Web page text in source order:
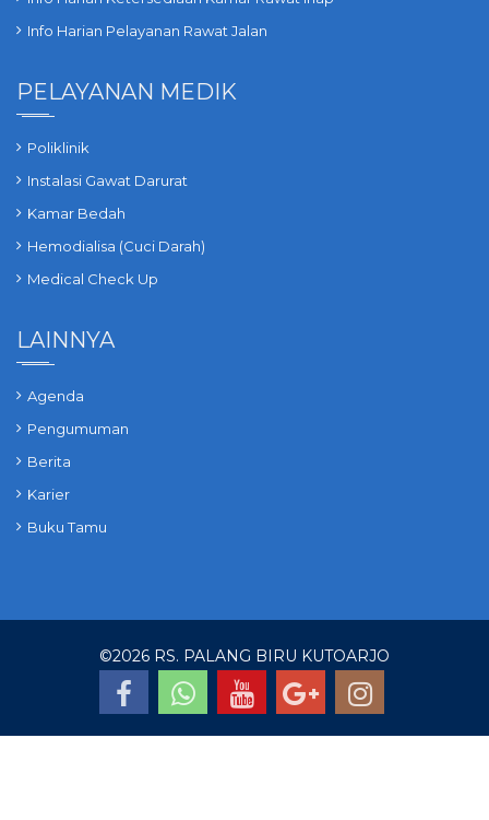
Info Harian Pelayanan Rawat Jalan
PELAYANAN MEDIK
Poliklinik
Instalasi Gawat Darurat
Kamar Bedah
Hemodialisa (Cuci Darah)
Medical Check Up
LAINNYA
Agenda
Pengumuman
Berita
Karier
Buku Tamu
©2026 RS. PALANG BIRU KUTOARJO